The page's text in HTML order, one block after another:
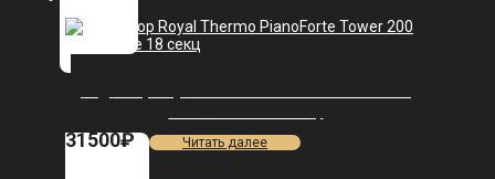
31500₽ Читать далее